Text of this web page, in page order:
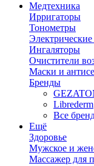
Медтехника
Ирригаторы
Тонометры
Ингаляторы
Очистители
Маски и
Бренды
Librederm
Все
Ещё
Здоровье
Мужское и
Массажер для